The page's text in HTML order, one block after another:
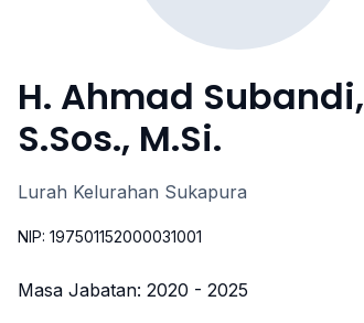
H. Ahmad Subandi,
S.Sos., M.Si.
Lurah Kelurahan Sukapura
NIP: 197501152000031001
Masa Jabatan: 2020 - 2025